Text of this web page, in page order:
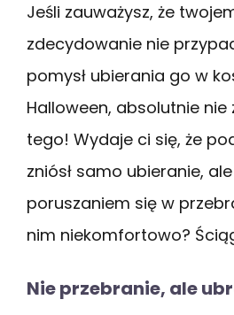
Jeśli zauważysz, że
zdecydowanie nie
pomysł ubierania go w
Halloween, absolutnie
tego! Wydaje ci się, że
zniósł samo ubieranie,
poruszaniem się w
nim niekomfortowo?
Nie przebranie, ale